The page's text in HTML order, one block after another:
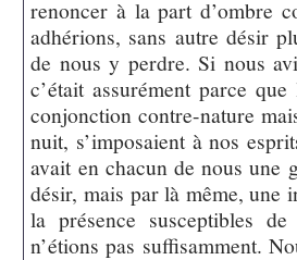
renoncer à la part d’ombre
adhérions, sans autre désir
de nous y perdre. Si nous
c’était assurément parce
conjonction contre-nature
nuit, s’imposaient à nos
avait en chacun de nous une
désir, mais par là même, une
la présence susceptibles
n’étions pas suffisamment.